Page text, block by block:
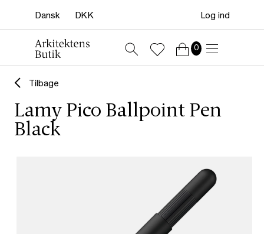
Log ind
0
Tilbage
Lamy Pico Ballpoint Pen
Black